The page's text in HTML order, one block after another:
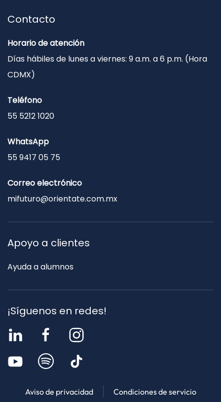
Contacto
Horario de atención
Días hábiles de lunes a viernes: 9 a.m. a 6 p.m. (Hora
CDMX)
Teléfono
55 5212 1020
WhatsApp
55 9417 05 75
Correo electrónico
mifuturo@orientate.com.mx
Apoyo a clientes
Ayuda a alumnos
¡Síguenos en redes!
Aviso de privacidad Condiciones de servicio